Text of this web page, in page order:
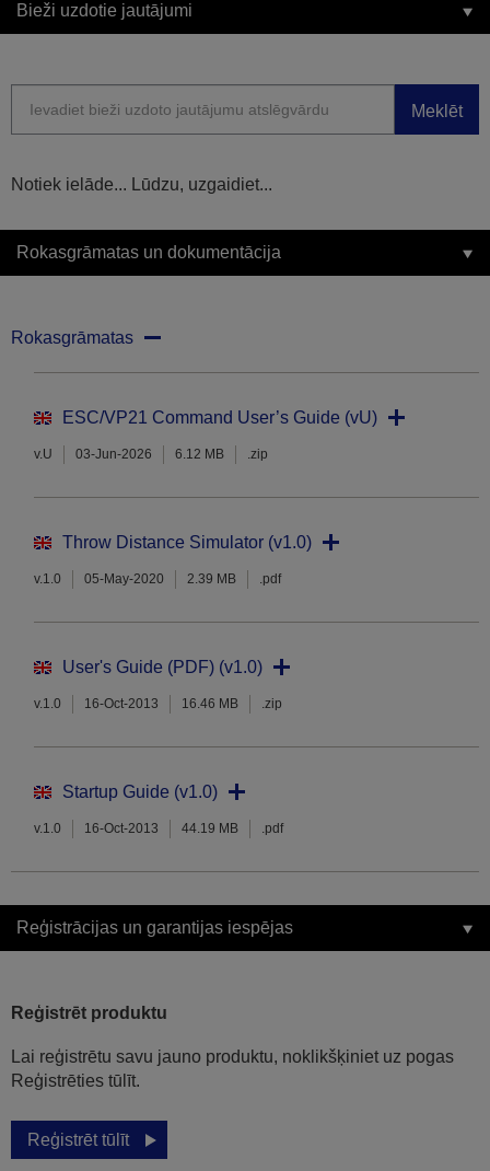
Bieži uzdotie jautājumi
Meklēt
Notiek ielāde... Lūdzu, uzgaidiet...
Rokasgrāmatas un dokumentācija
Rokasgrāmatas
ESC/VP21 Command User’s Guide (vU)
v.U 03-Jun-2026 6.12 MB .zip
Throw Distance Simulator (v1.0)
v.1.0 05-May-2020 2.39 MB .pdf
User's Guide (PDF) (v1.0)
v.1.0 16-Oct-2013 16.46 MB .zip
Startup Guide (v1.0)
v.1.0 16-Oct-2013 44.19 MB .pdf
Reģistrācijas un garantijas iespējas
Reģistrēt produktu
Lai reģistrētu savu jauno produktu, noklikšķiniet uz pogas
Reģistrēties tūlīt.
Reģistrēt tūlīt